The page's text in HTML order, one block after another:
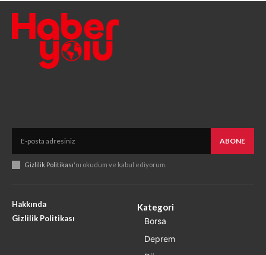
ABONE
Gizlilik Politikası'nı okudum ve kabul ediyorum.
Hakkında
Gizlilik Politikası
Kategori
Borsa
Deprem